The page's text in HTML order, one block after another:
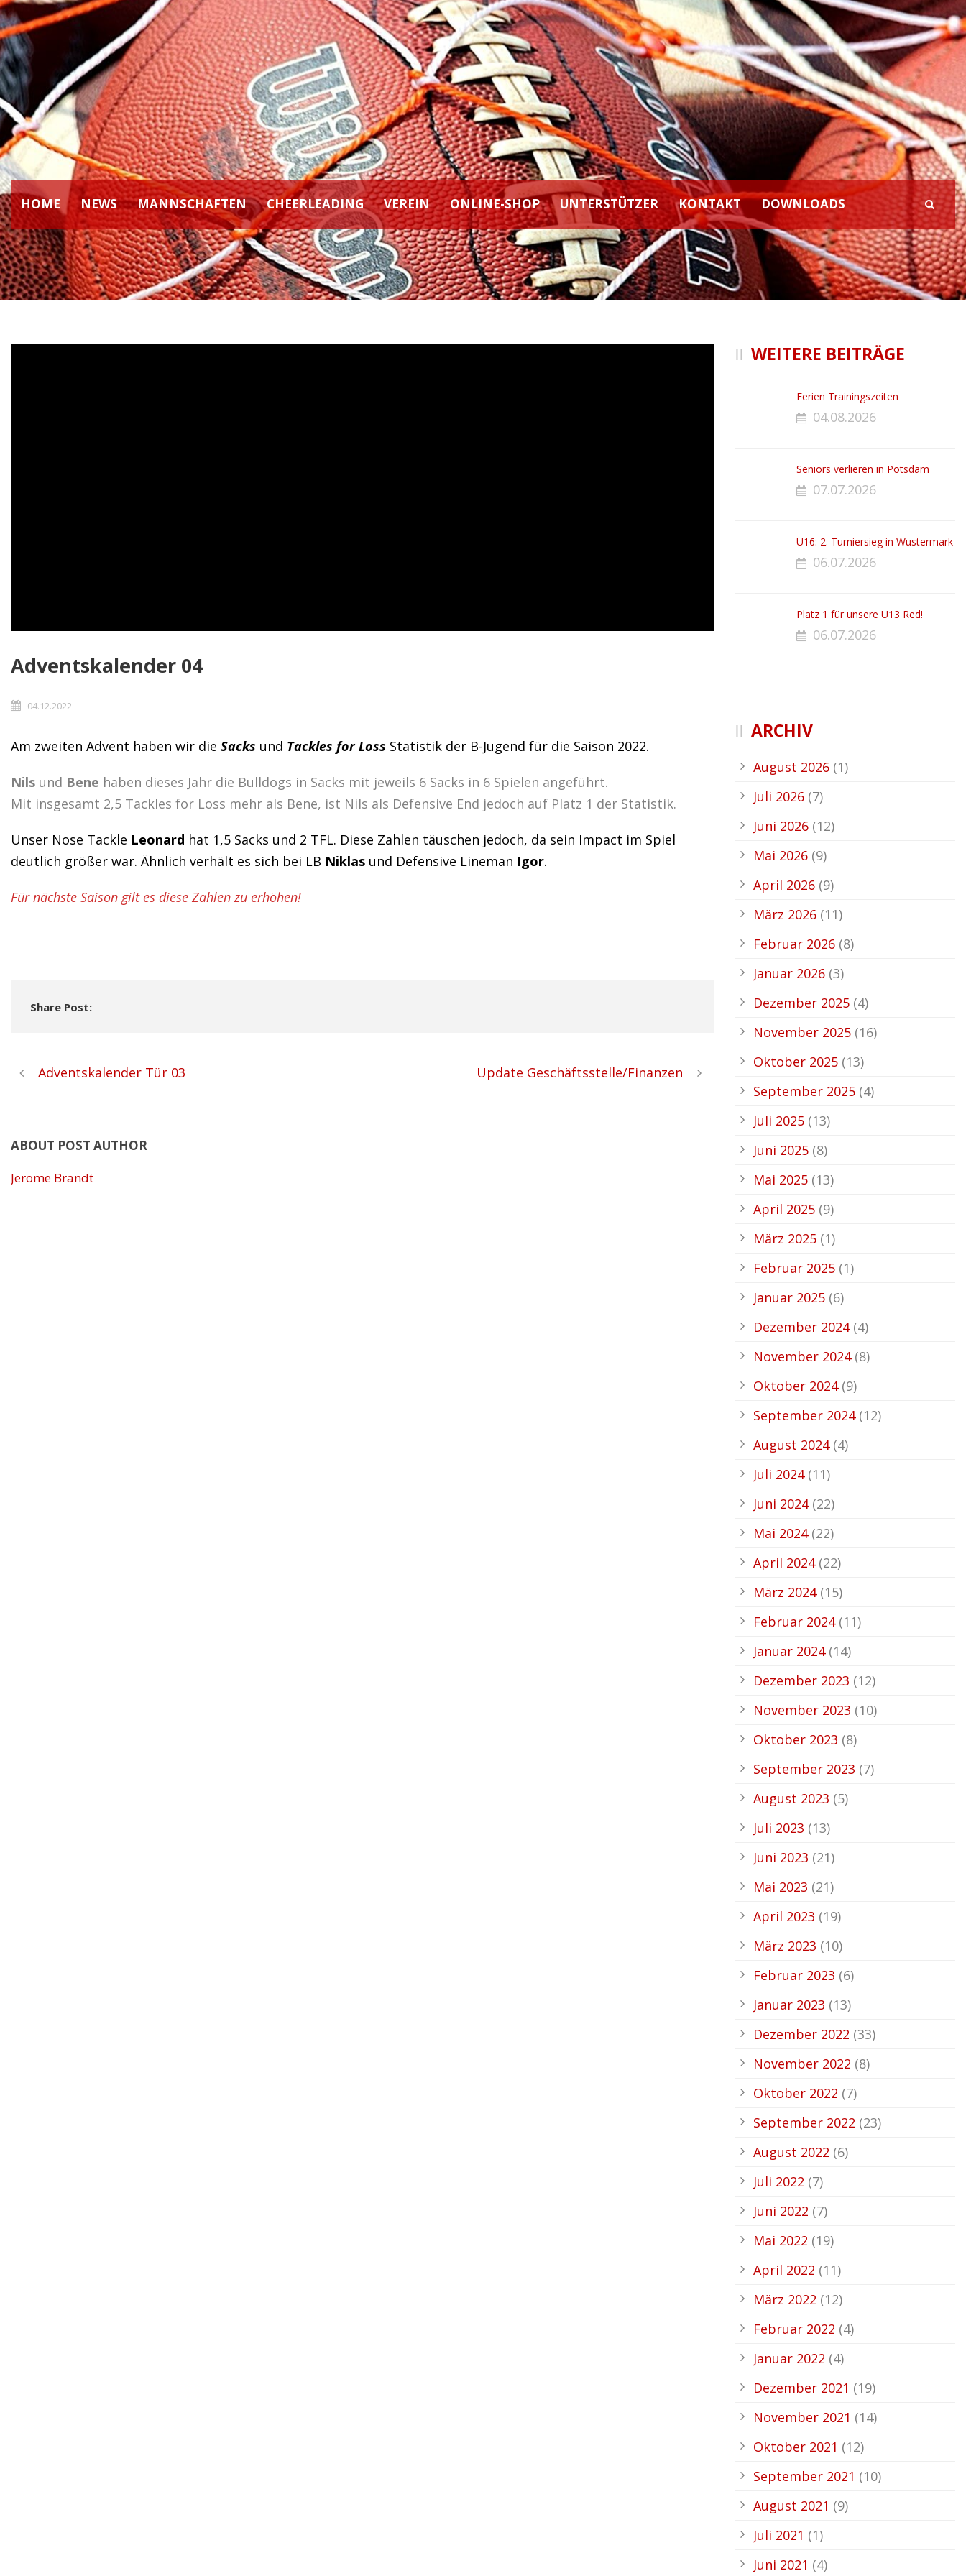
HOME NEWS MANNSCHAFTEN CHEERLEADING VEREIN ONLINE-SHOP UNTERSTÜTZER KONTAKT DOWNLOADS
Adventskalender 04
04.12.2022
Am zweiten Advent haben wir die Sacks und Tackles for Loss Statistik der B-Jugend für die Saison 2022.
Nils und Bene haben dieses Jahr die Bulldogs in Sacks mit jeweils 6 Sacks in 6 Spielen angeführt.
Mit insgesamt 2,5 Tackles for Loss mehr als Bene, ist Nils als Defensive End jedoch auf Platz 1 der Statistik.
Unser Nose Tackle Leonard hat 1,5 Sacks und 2 TFL. Diese Zahlen täuschen jedoch, da sein Impact im Spiel
deutlich größer war. Ähnlich verhält es sich bei LB Niklas und Defensive Lineman Igor.
Für nächste Saison gilt es diese Zahlen zu erhöhen!
Share Post:
Adventskalender Tür 03 Update Geschäftsstelle/Finanzen
ABOUT POST AUTHOR
Jerome Brandt
WEITERE BEITRÄGE
Ferien Trainingszeiten
04.08.2026
Seniors verlieren in Potsdam
07.07.2026
U16: 2. Turniersieg in Wustermark
06.07.2026
Platz 1 für unsere U13 Red!
06.07.2026
ARCHIV
August 2026 (1)
Juli 2026 (7)
Juni 2026 (12)
Mai 2026 (9)
April 2026 (9)
März 2026 (11)
Februar 2026 (8)
Januar 2026 (3)
Dezember 2025 (4)
November 2025 (16)
Oktober 2025 (13)
September 2025 (4)
Juli 2025 (13)
Juni 2025 (8)
Mai 2025 (13)
April 2025 (9)
März 2025 (1)
Februar 2025 (1)
Januar 2025 (6)
Dezember 2024(4)
November 2024(8)
Oktober 2024(9)
September 2024(12)
August 2024(4)
Juli 2024(11)
Juni 2024(22)
Mai 2024(22)
April 2024(22)
März 2024(15)
Februar 2024(11)
Januar 2024(14)
Dezember 2023 (12)
November 2023 (10)
Oktober 2023 (8)
September 2023 (7)
August 2023 (5)
Juli 2023 (13)
Juni 2023 (21)
Mai 2023 (21)
April 2023 (19)
März 2023 (10)
Februar 2023 (6)
Januar 2023 (13)
Dezember 2022 (33)
November 2022 (8)
Oktober 2022 (7)
September 2022 (23)
August 2022 (6)
Juli 2022 (7)
Juni 2022 (7)
Mai 2022 (19)
April 2022 (11)
März 2022 (12)
Februar 2022 (4)
Januar 2022 (4)
Dezember 2021 (19)
November 2021 (14)
Oktober 2021 (12)
September 2021 (10)
August 2021 (9)
Juli 2021 (1)
Juni 2021 (4)